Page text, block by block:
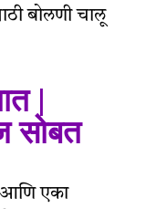
बोलणी चालू
|
सोबत
आणि एका